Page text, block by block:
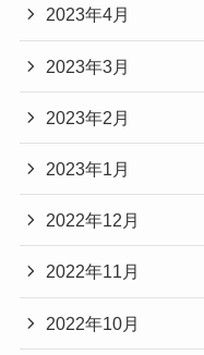
2023年4月
2023年3月
2023年2月
2023年1月
2022年12月
2022年11月
2022年10月